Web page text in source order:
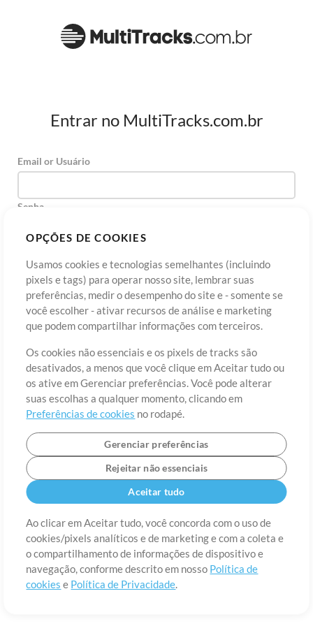
OPÇÕES DE COOKIES
Usamos cookies e tecnologias semelhantes (incluindo
pixels e tags) para operar nosso site, lembrar suas
preferências, medir o desempenho do site e - somente se
você escolher - ativar recursos de análise e marketing
que podem compartilhar informações com terceiros.
Os cookies não essenciais e os pixels de tracks são
desativados, a menos que você clique em Aceitar tudo ou
os ative em Gerenciar preferências. Você pode alterar
suas escolhas a qualquer momento, clicando em
Preferências de cookies no rodapé.
Gerenciar preferências
Rejeitar não essenciais
Aceitar tudo
Ao clicar em Aceitar tudo, você concorda com o uso de
cookies/pixels analíticos e de marketing e com a coleta e
o compartilhamento de informações de dispositivo e
navegação, conforme descrito em nosso Política de
cookies e Política de Privacidade.
Entrar no MultiTracks.com.br
Email or Usuário
Senha
Cadastre-seEsqueceu sua senha?
Termos de Uso Política de Privacidade
Preferências de
Contato
©2006-2026 por MultiTracks LLC. Todos os Direitos Reservados.